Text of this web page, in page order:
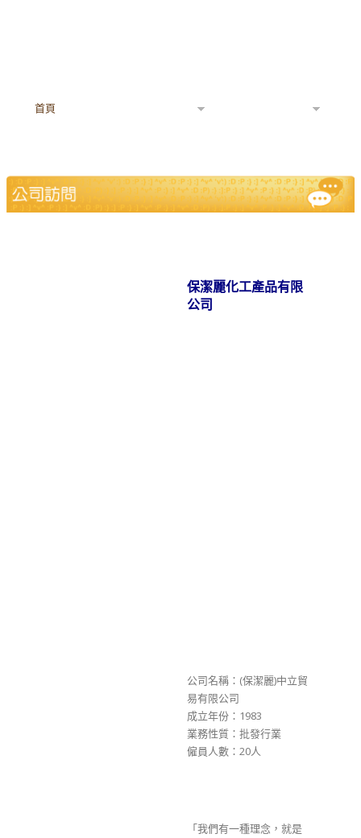
首頁
保潔麗化工產品有限
公司
公司名稱：(保潔麗)中立貿
易有限公司
成立年份：1983
業務性質：批發行業
僱員人數：20人
「我們有一種理念，就是